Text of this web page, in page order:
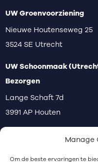
Manage
Om de beste ervaringen te
UW Groenvoorziening
Nieuwe Houtenseweg 25
3524 SE Utrecht
UW Schoonmaak
Bezorgen
Lange Schaft 7d
3991 AP Houten
privacy